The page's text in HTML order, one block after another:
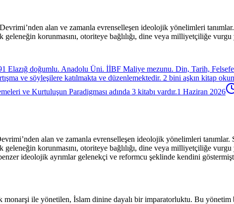
alan ve zamanla evrenselleşen ideolojik yönelimleri
korunmasını, otoriteye bağlılığı, dine veya milliyetçiliğe
Elazığ doğumlu. Anadolu Üni. İİBF Maliye mezunu. Din, Tarih,
ve söyleşilere katılmakta ve düzenlemektedir. 2 bini aşkın kitap
ve Kurtuluşun Paradigması adında 3 kitabı vardır.1 Haziran 2026
alan ve zamanla evrenselleşen ideolojik yönelimleri
korunmasını, otoriteye bağlılığı, dine veya milliyetçiliğe
ideolojik ayrımlar gelenekçi ve reformcu şeklinde kendini
monarşi ile yönetilen, İslam dinine dayalı bir imparatorluktu. Bu